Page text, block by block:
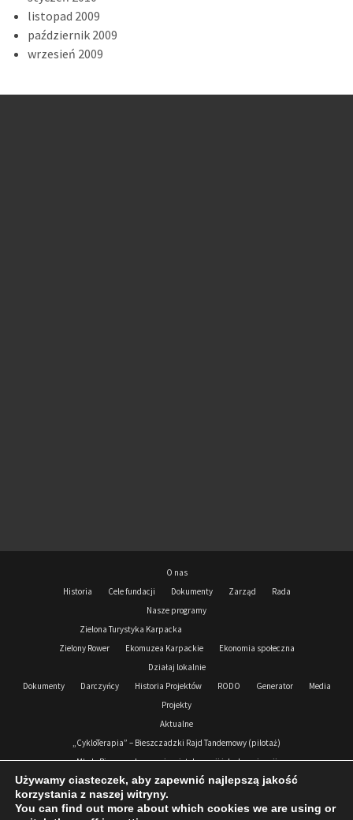
listopad 2009
październik 2009
wrzesień 2009
O nas
Historia
Cele fundacji Dokumenty Zarząd
Rada
Nasze programy
Zielona Turystyka Karpacka
Zielony Rower
Ekomuzea Karpackie
Ekonomia społeczna
Działaj lokalnie
Dokumenty
Darczyńcy Historia Projektów RODO Generator
Media
Projekty
Aktualne
„CykloTerapia” – Bieszczadzki Rajd Tandemowy (pilotaż)
Młode Bieszczady przeciw nietolerancji i dyskryminacji
Podkarpacki Korpus Solidarności 2024-2026
Zrealizowane
Używamy ciasteczek, aby zapewnić najlepszą jakość
korzystania z naszej witryny.
You can find out more about which cookies we are using or